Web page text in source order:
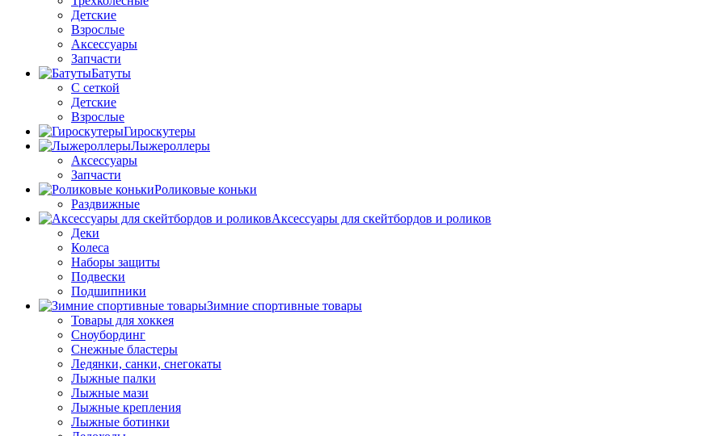
Детские
Взрослые
Аксессуары
Запчасти
Батуты
С сеткой
Детские
Взрослые
Гироскутеры
Лыжероллеры
Аксессуары
Запчасти
Роликовые коньки
Раздвижные
Аксессуары для скейтбордов и роликов
Деки
Колеса
Наборы защиты
Подвески
Подшипники
Зимние спортивные товары
Товары для хоккея
Сноубординг
Снежные бластеры
Ледянки, санки, снегокаты
Лыжные палки
Лыжные мази
Лыжные крепления
Лыжные ботинки